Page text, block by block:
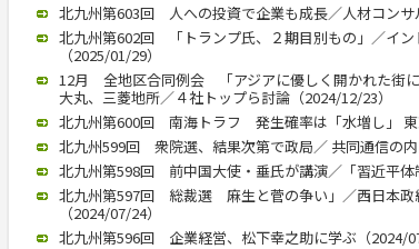
北九州第603回 人への投資で企業も成長／人材コンサ
北九州第602回 「トランプ氏、２期目別もの」／イ
（2025/01/29）
12月 全地区合同例会 「アジアに優しく開かれた街
大丸、三菱地所／４社トップら討論（2024/12/23）
北九州第600回 南海トラフ 発生確率は「水増し」 東
北九州599回 衆院選、結果次第で政局／ 共同通信の内
北九州第598回 前中国大使・垂氏が講演／「習近平
北九州第597回 総裁選 麻生と菅の争い」／西日本政
（2024/07/24）
北九州第596回 企業経営、松下幸之助に学ぶ（2024/